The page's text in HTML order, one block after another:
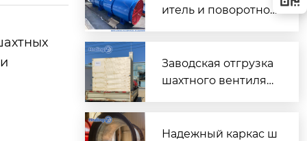
итель и поворотно-
вентилятора главно
го проветривания
Заводская отгрузка
шахтного вентилят
его объекта в Казах
Надежный каркас ш